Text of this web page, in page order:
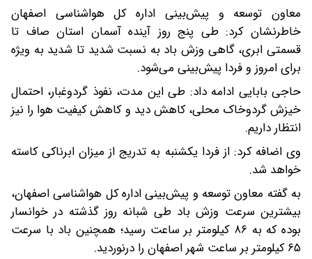
معاون توسعه و پیش‌بینی اداره کل هواشناسی اصفهان
خاطرنشان کرد: طی پنج روز آینده آسمان استان صاف تا
قسمتی ابری، گاهی وزش باد به نسبت شدید تا شدید به ویژه
برای امروز و فردا پیش‌بینی می‌شود.
حاجی بابایی ادامه داد: طی این مدت، نفوذ گردوغبار، احتمال
خیزش گردوخاک محلی، کاهش دید و کاهش کیفیت هوا را نیز
انتظار داریم.
وی اضافه کرد: از فردا یکشنبه به تدریج از میزان ابرناکی کاسته
خواهد شد.
به گفته معاون توسعه و پیش‌بینی اداره کل هواشناسی اصفهان،
بیشترین سرعت وزش باد طی شبانه روز گذشته در خوانسار
بوده که به ۸۶ کیلومتر بر ساعت رسید؛ همچنین باد با سرعت
۶۵ کیلومتر بر ساعت شهر اصفهان را درنوردید.